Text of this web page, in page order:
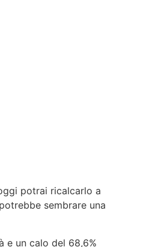
potrai ricalcarlo a
sembrare una
e un calo del 68,6%